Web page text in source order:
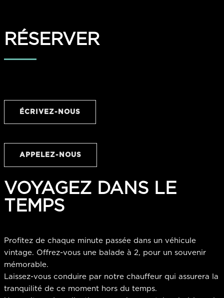
RÉSERVER
ÉCRIVEZ-NOUS
APPELEZ-NOUS
VOYAGEZ DANS LE
TEMPS
Profitez de chaque minute passée dans un véhicule
vintage. Offrez-vous une balade à 2, pour un souvenir
mémorable.
Laissez-vous conduire par notre chauffeur qui assurera la
tranquilité de ce moment hors du temps.